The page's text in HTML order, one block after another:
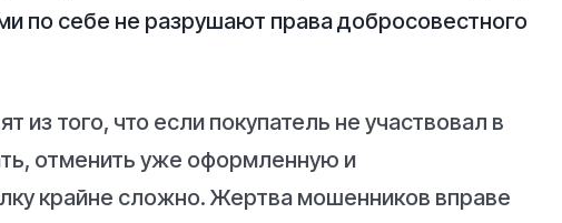
по себе не разрушают права добросовестного
из того, что если покупатель не участвовал в
отменить уже оформленную и
крайне сложно. Жертва мошенников вправе